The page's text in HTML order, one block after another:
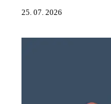
25. 07. 2026